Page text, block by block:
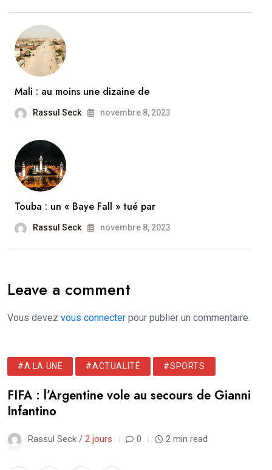
Mali : au moins une dizaine de
Rassul Seck novembre 8, 2023
Touba : un « Baye Fall » tué par
Rassul Seck novembre 8, 2023
Leave a comment
Vous devez vous connecter pour publier un commentaire.
#A LA UNE #ACTUALITÉ #SPORTS
FIFA : l’Argentine vole au secours de Gianni
Infantino
Rassul Seck / 2 jours 0 2 min read